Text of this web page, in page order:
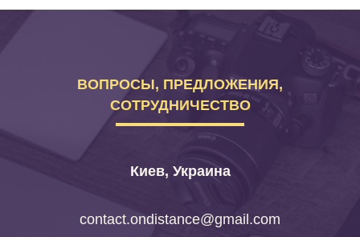
ВОПРОСЫ, ПРЕДЛОЖЕНИЯ,
СОТРУДНИЧЕСТВО
Киев, Украина
contact.ondistance@gmail.com